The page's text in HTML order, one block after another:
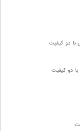
با دو کیفیت
دو کیفیت